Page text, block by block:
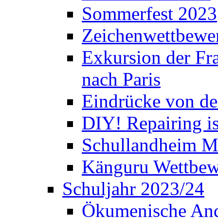
Sommerfest 2023
Exkursion der
nach Paris
Eindrücke von
DIY! Repairing
Schullandheim
Känguru
Schuljahr 2023/24
Ökumenische